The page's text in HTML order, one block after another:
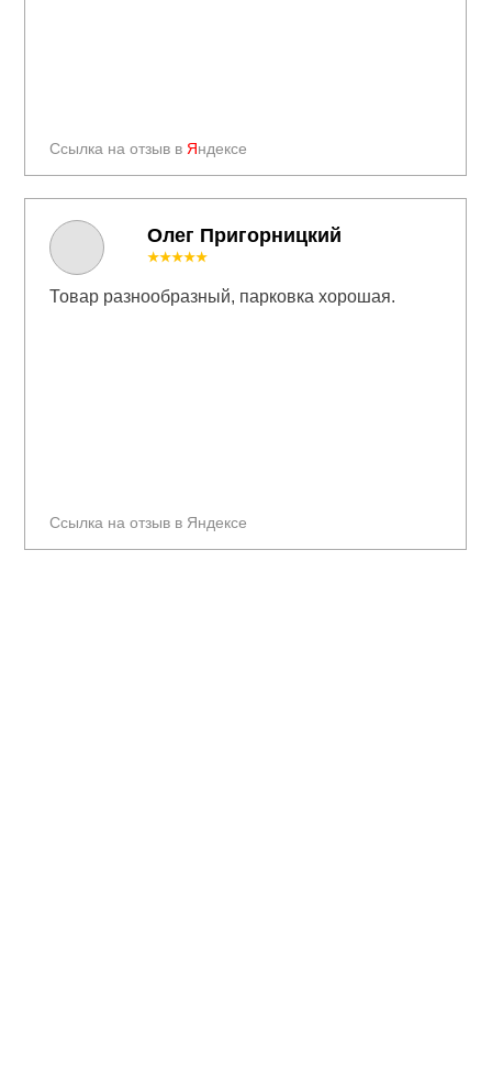
Олег Пригорницкий
Ссылка на отзыв в Яндексе
Ссылка на отзыв в Яндексе
★★★★★
Товар разнообразный, парковка хорошая.